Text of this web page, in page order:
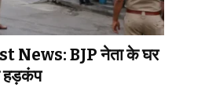
BJP नेता के घर
हड़कंप